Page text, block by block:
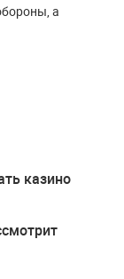
а
казино